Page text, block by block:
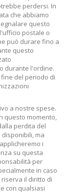
perdersi. In
che abbiamo
questo
postale o
può durare fino a
questo
durante l'ordine.
del periodo di
a nostre spese.
questo momento,
perdita del
ma
i
su questa
per
in caso
il diritto di
con qualsiasi